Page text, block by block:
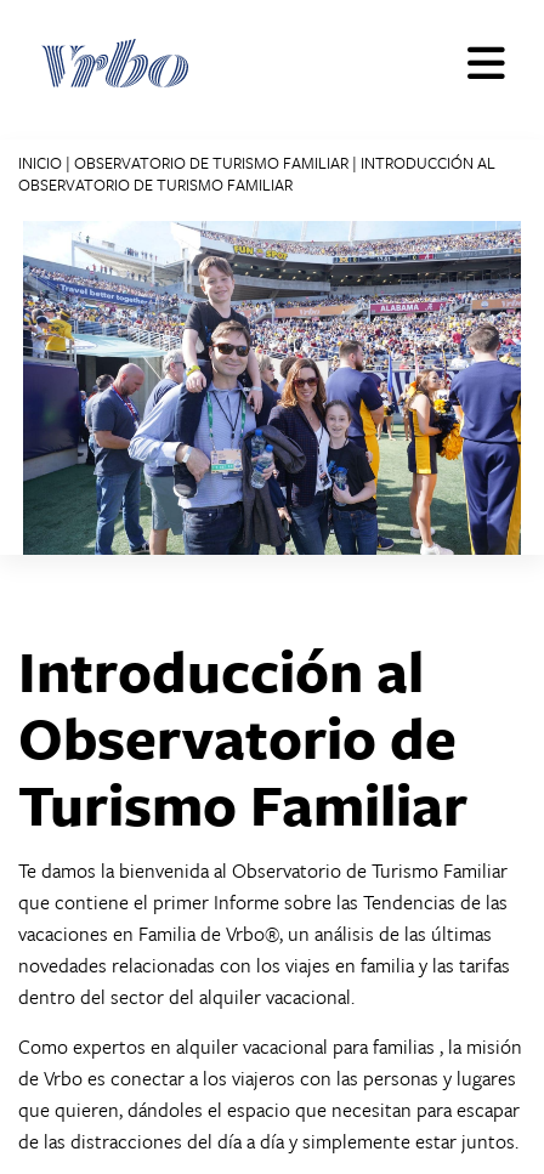
INICIO | OBSERVATORIO DE TURISMO FAMILIAR | INTRODUCCIÓN AL
OBSERVATORIO DE TURISMO FAMILIAR
Introducción al
Observatorio de
Turismo Familiar
Te damos la bienvenida al Observatorio de Turismo Familiar
que contiene el primer Informe sobre las Tendencias de las
vacaciones en Familia de Vrbo®, un análisis de las últimas
novedades relacionadas con los viajes en familia y las tarifas
dentro del sector del alquiler vacacional.
Como expertos en alquiler vacacional para familias , la misión
de Vrbo es conectar a los viajeros con las personas y lugares
que quieren, dándoles el espacio que necesitan para escapar
de las distracciones del día a día y simplemente estar juntos.